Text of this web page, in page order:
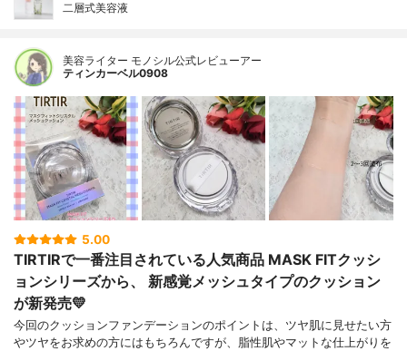
二層式美容液
美容ライター モノシル公式レビューアー
ティンカーベル0908
5.00
TIRTIRで一番注目されている人気商品 MASK FITクッシ
ョンシリーズから、 新感覚メッシュタイプのクッション
が新発売💛
今回のクッションファンデーションのポイントは、ツヤ肌に見せたい方
やツヤをお求めの方にはもちろんですが、脂性肌やマットな仕上がりを